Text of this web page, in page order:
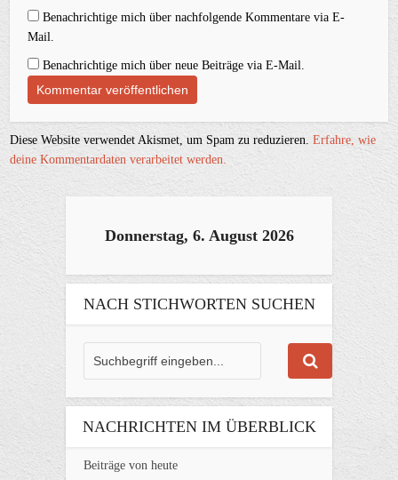
Benachrichtige mich über nachfolgende Kommentare via E-
Mail.
Benachrichtige mich über neue Beiträge via E-Mail.
Diese Website verwendet Akismet, um Spam zu reduzieren.Erfahre, wie
deine Kommentardaten verarbeitet werden.
Donnerstag, 6. August 2026
NACH STICHWORTEN SUCHEN
NACHRICHTEN IM ÜBERBLICK
Beiträge von heute